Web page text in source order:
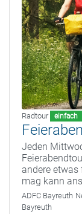
Radtour einfach
Jeden
andere etwas
mag kann
ADFC Bayreuth
Bayreuth